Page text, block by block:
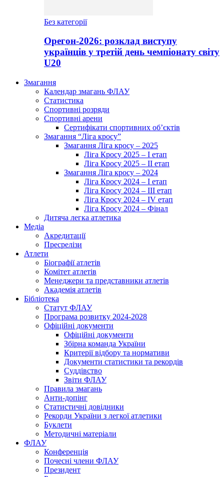
Без категорії
Орегон-2026: розклад виступу
українців у третій день чемпіонату світу
U20
Змагання
Календар змагань ФЛАУ
Статистика
Спортивні розряди
Спортивні арени
Сертифікати спортивних об’єктів
Змагання “Ліга кросу”
Змагання Ліга кросу – 2025
Ліга Кросу 2025 – I етап
Ліга Кросу 2025 – II етап
Змагання Ліга кросу – 2024
Ліга Кросу 2024 – I етап
Ліга Кросу 2024 – III етап
Ліга Кросу 2024 – IV етап
Ліга Кросу 2024 – Фінал
Дитяча легка атлетика
Медіа
Акредитації
Пресрелізи
Атлети
Біографії атлетів
Комітет атлетів
Менеджери та представники атлетів
Академія атлетів
Бібліотека
Статут ФЛАУ
Програма розвитку 2024-2028
Офіційні документи
Офіційні документи
Збірна команда України
Критерії відбору та нормативи
Документи статистики та рекордів
Суддівство
Звіти ФЛАУ
Правила змагань
Анти-допінг
Статистичні довідники
Рекорди України з легкої атлетики
Буклети
Методичні матеріали
ФЛАУ
Конференція
Почесні члени ФЛАУ
Президент